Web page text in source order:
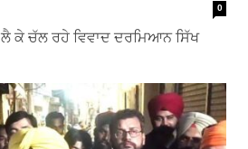
0
ਕੇ ਚੱਲ ਰਹੇ ਵਿਵਾਦ ਦਰਮਿਆਨ ਸਿੱਖ